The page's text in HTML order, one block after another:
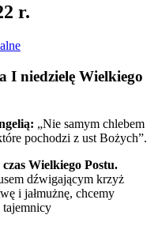
r.
I niedzielę Wielkiego
„Nie samym chlebem
pochodzi z ust Bożych”.
Wielkiego Postu.
dźwigającym krzyż
i jałmużnę, chcemy
tajemnicy